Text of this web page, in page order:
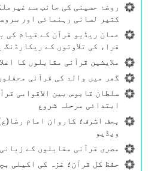
روضۂ حسینی کی جانب سے
کثیر لسانی رہنمائی اور
عمان ریڈیو قرآن کے قیام کی
قراء کی تلاوتوں کے ریکارڈنگ
ملایشین قرآنی مقابلوں کا
گھر میں والد کی قرآنی
ابتدائی مرحلہ شروع
بجف اشرف؛ کاروان امام
ویڈیو
مصری قرآنی مقابلوں کے
حفظ کل قرآن؛ غزہ کی اکیلی